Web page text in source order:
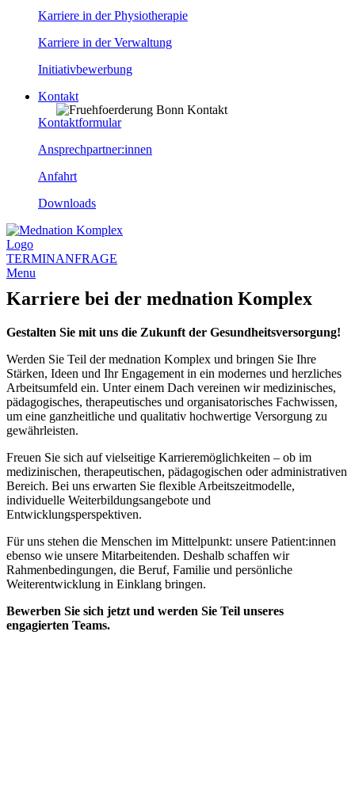
Karriere in der Physiotherapie
Karriere in der Verwaltung
Initiativbewerbung
Kontakt
Kontaktformular
Ansprechpartner:innen
Anfahrt
Downloads
TERMINANFRAGE
Menu
Karriere bei der mednation Komplex
Gestalten Sie mit uns die Zukunft der Gesundheitsversorgung!
Werden Sie Teil der mednation Komplex und bringen Sie Ihre
Stärken, Ideen und Ihr Engagement in ein modernes und herzliches
Arbeitsumfeld ein. Unter einem Dach vereinen wir medizinisches,
pädagogisches, therapeutisches und organisatorisches Fachwissen,
um eine ganzheitliche und qualitativ hochwertige Versorgung zu
gewährleisten.
Freuen Sie sich auf vielseitige Karrieremöglichkeiten – ob im
medizinischen, therapeutischen, pädagogischen oder administrativen
Bereich. Bei uns erwarten Sie flexible Arbeitszeitmodelle,
individuelle Weiterbildungsangebote und
Entwicklungsperspektiven.
Für uns stehen die Menschen im Mittelpunkt: unsere Patient:innen
ebenso wie unsere Mitarbeitenden. Deshalb schaffen wir
Rahmenbedingungen, die Beruf, Familie und persönliche
Weiterentwicklung in Einklang bringen.
Bewerben Sie sich jetzt und werden Sie Teil unseres
engagierten Teams.